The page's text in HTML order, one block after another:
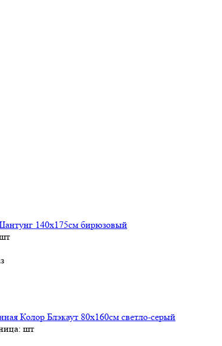
140х175см бирюзовый
Колор Блэкаут 80х160см светло-серый
шт